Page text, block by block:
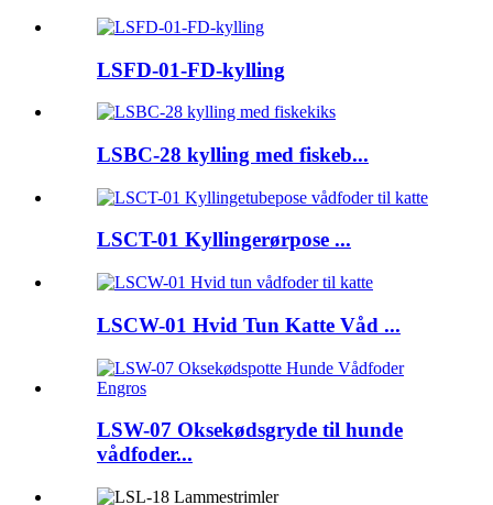
LSFD-01-FD-kylling
LSBC-28 kylling med fiskeb...
LSCT-01 Kyllingerørpose ...
LSCW-01 Hvid Tun Katte Våd ...
LSW-07 Oksekødsgryde til hunde
vådfoder...